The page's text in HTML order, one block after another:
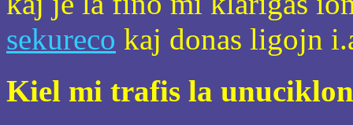
sekureco kaj donas ligojn
Kiel mi trafis la unuciklon